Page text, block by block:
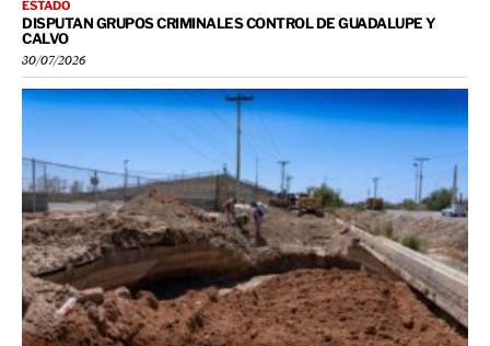
ESTADO
DISPUTAN GRUPOS CRIMINALES CONTROL DE GUADALUPE Y
CALVO
30/07/2026